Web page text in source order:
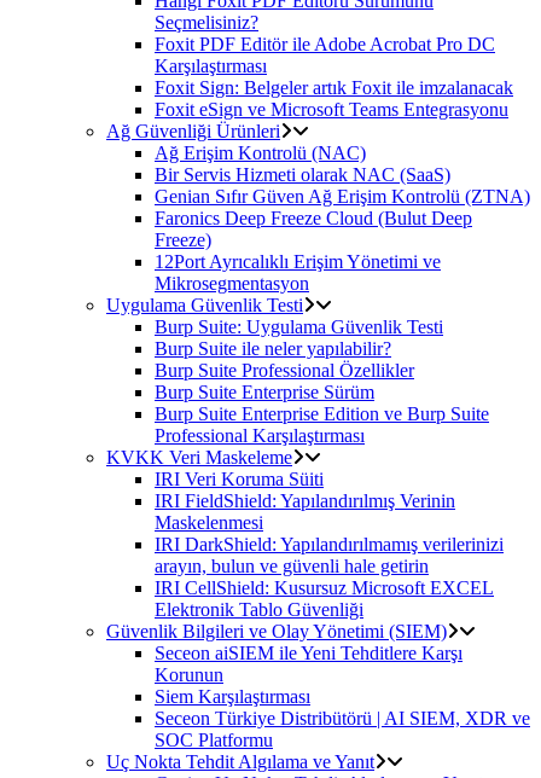
Seçmelisiniz?
Foxit PDF Editör ile Adobe Acrobat Pro DC
Karşılaştırması
Foxit Sign: Belgeler artık Foxit ile imzalanacak
Foxit eSign ve Microsoft Teams Entegrasyonu
Ağ Güvenliği Ürünleri
Ağ Erişim Kontrolü (NAC)
Bir Servis Hizmeti olarak NAC (SaaS)
Genian Sıfır Güven Ağ Erişim Kontrolü (ZTNA)
Faronics Deep Freeze Cloud (Bulut Deep
Freeze)
12Port Ayrıcalıklı Erişim Yönetimi ve
Mikrosegmentasyon
Uygulama Güvenlik Testi
Burp Suite: Uygulama Güvenlik Testi
Burp Suite ile neler yapılabilir?
Burp Suite Professional Özellikler
Burp Suite Enterprise Sürüm
Burp Suite Enterprise Edition ve Burp Suite
Professional Karşılaştırması
KVKK Veri Maskeleme
IRI Veri Koruma Süiti
IRI FieldShield: Yapılandırılmış Verinin
Maskelenmesi
IRI DarkShield: Yapılandırılmamış verilerinizi
arayın, bulun ve güvenli hale getirin
IRI CellShield: Kusursuz Microsoft EXCEL
Elektronik Tablo Güvenliği
Güvenlik Bilgileri ve Olay Yönetimi (SIEM)
Seceon aiSIEM ile Yeni Tehditlere Karşı
Korunun
Siem Karşılaştırması
Seceon Türkiye Distribütörü | AI SIEM, XDR ve
SOC Platformu
Uç Nokta Tehdit Algılama ve Yanıt